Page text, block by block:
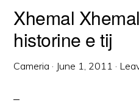
Xhemal
historine e tij
Cameria · June 1, 2011 ·